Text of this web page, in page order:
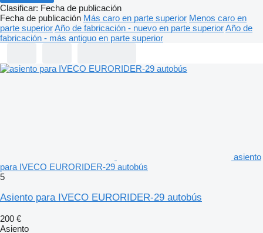
Clasificar: Fecha de publicación
Fecha de publicación Más caro en parte superior Menos caro en
parte superiorAño de fabricación - nuevo en parte superiorAño de
fabricación - más antiguo en parte superior
asiento
para IVECO EURORIDER-29 autobús
5
Asiento para IVECO EURORIDER-29 autobús
200 €
Asiento